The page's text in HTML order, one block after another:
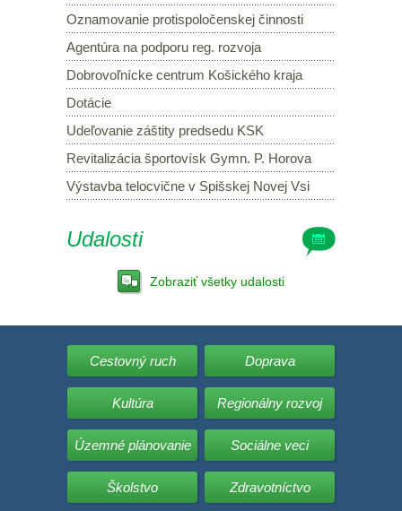
Oznamovanie protispoločenskej činnosti
Agentúra na podporu reg. rozvoja
Dobrovoľnícke centrum Košického kraja
Dotácie
Udeľovanie záštity predsedu KSK
Revitalizácia športovísk Gymn. P. Horova
Výstavba telocvične v Spišskej Novej Vsi
Udalosti
Zobraziť všetky udalosti
Cestovný ruch Doprava
Kultúra Regionálny rozvoj
Územné plánovanie Sociálne veci
Školstvo Zdravotníctvo